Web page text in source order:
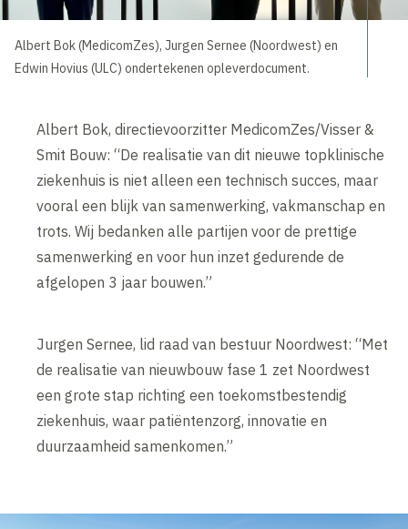
Albert Bok (MedicomZes), Jurgen Sernee (Noordwest) en
Edwin Hovius (ULC) ondertekenen opleverdocument.
Albert Bok, directievoorzitter MedicomZes/Visser &
Smit Bouw: “De realisatie van dit nieuwe topklinische
ziekenhuis is niet alleen een technisch succes, maar
vooral een blijk van samenwerking, vakmanschap en
trots. Wij bedanken alle partijen voor de prettige
samenwerking en voor hun inzet gedurende de
afgelopen 3 jaar bouwen.”
Jurgen Sernee, lid raad van bestuur Noordwest: “Met
de realisatie van nieuwbouw fase 1 zet Noordwest
een grote stap richting een toekomstbestendig
ziekenhuis, waar patiëntenzorg, innovatie en
duurzaamheid samenkomen.”